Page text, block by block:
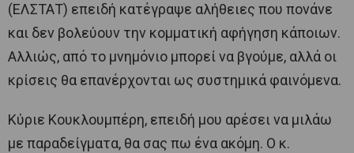
(ΕΛΣΤΑΤ) επειδή κατέγραψε αλήθειες που πονάνε
και δεν βολεύουν την κομματική αφήγηση κάποιων.
Αλλιώς, από το μνημόνιο μπορεί να βγούμε, αλλά οι
κρίσεις θα επανέρχονται ως συστημικά φαινόμενα.
Κύριε Κουκλουμπέρη, επειδή μου αρέσει να μιλάω
με παραδείγματα, θα σας πω ένα ακόμη. Ο κ.